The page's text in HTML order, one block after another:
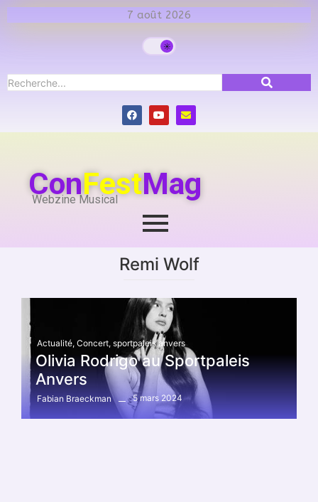
7 août 2026
ConFestMag
Webzine Musical
Remi Wolf
Actualité, Concert, sportpaleis anvers
Olivia Rodrigo au Sportpaleis
Anvers
Fabian Braeckman 5 mars 2024